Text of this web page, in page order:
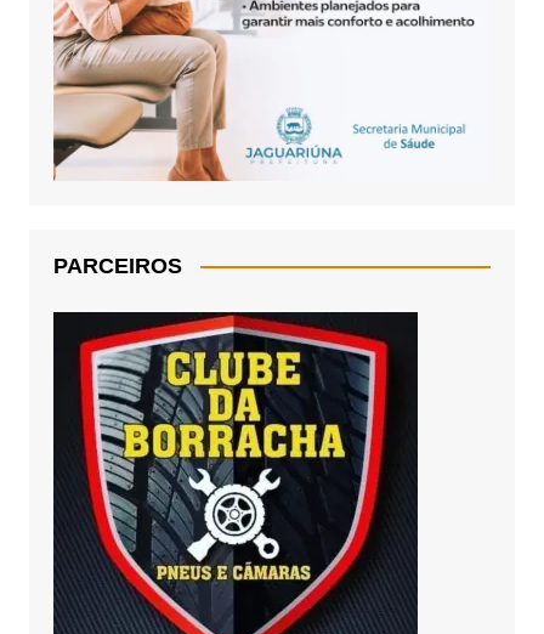
PARCEIROS